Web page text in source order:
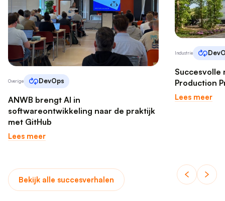
Overige DevOps
ANWB brengt AI in
softwareontwikkeling naar de praktijk
met GitHub
Lees meer
Industrie
Succesvolle
Production
Lees meer
Bekijk alle succesverhalen